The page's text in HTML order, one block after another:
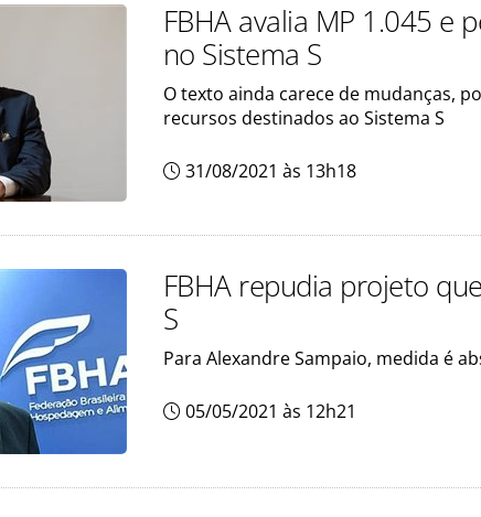
FBHA avalia MP 1.045 e
no Sistema S
O texto ainda carece de mudanças,
recursos destinados ao Sistema S
31/08/2021 às 13h18
FBHA repudia projeto
S
Para Alexandre Sampaio, medida é
05/05/2021 às 12h21